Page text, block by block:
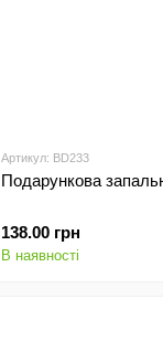
Артикул: BD233
Подарункова
138.00 грн
В наявності